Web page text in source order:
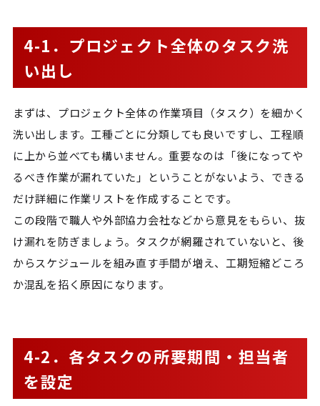
4-1．プロジェクト全体のタスク洗
い出し
まずは、プロジェクト全体の作業項目（タスク）を細かく
洗い出します。工種ごとに分類しても良いですし、工程順
に上から並べても構いません。重要なのは「後になってや
るべき作業が漏れていた」ということがないよう、できる
だけ詳細に作業リストを作成することです。
この段階で職人や外部協力会社などから意見をもらい、抜
け漏れを防ぎましょう。タスクが網羅されていないと、後
からスケジュールを組み直す手間が増え、工期短縮どころ
か混乱を招く原因になります。
4-2．各タスクの所要期間・担当者
を設定